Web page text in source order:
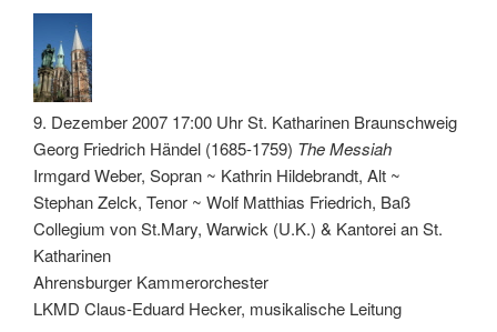
9. Dezember 2007 17:00 Uhr St. Katharinen Braunschweig
Georg Friedrich Händel (1685-1759) The Messiah
Irmgard Weber, Sopran ~ Kathrin Hildebrandt, Alt ~
Stephan Zelck, Tenor ~ Wolf Matthias Friedrich, Baß
Collegium von St.Mary, Warwick (U.K.) & Kantorei an St.
Katharinen
Ahrensburger Kammerorchester
LKMD Claus-Eduard Hecker, musikalische Leitung